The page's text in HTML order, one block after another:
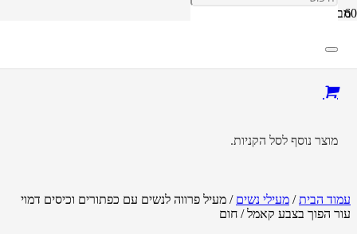
מוצר נוסף לסל הקניות.
מבצע!
עמוד הבית/ מעילי נשים / מעיל פרווה לנשים עם כפתורים וכיסים דמוי
עור הפוך בצבע קאמל / חום